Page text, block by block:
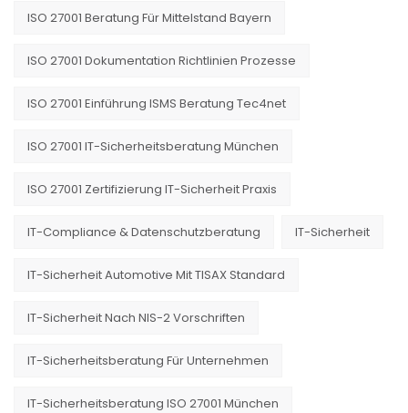
ISO 27001 Beratung Für Mittelstand Bayern
ISO 27001 Dokumentation Richtlinien Prozesse
ISO 27001 Einführung ISMS Beratung Tec4net
ISO 27001 IT-Sicherheitsberatung München
ISO 27001 Zertifizierung IT-Sicherheit Praxis
IT-Compliance & Datenschutzberatung IT-Sicherheit
IT-Sicherheit Automotive Mit TISAX Standard
IT-Sicherheit Nach NIS-2 Vorschriften
IT-Sicherheitsberatung Für Unternehmen
IT-Sicherheitsberatung ISO 27001 München